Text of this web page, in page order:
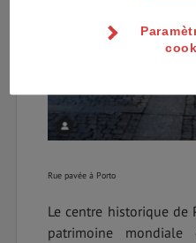
Rue pavée à Porto
Le centre historique de
patrimoine